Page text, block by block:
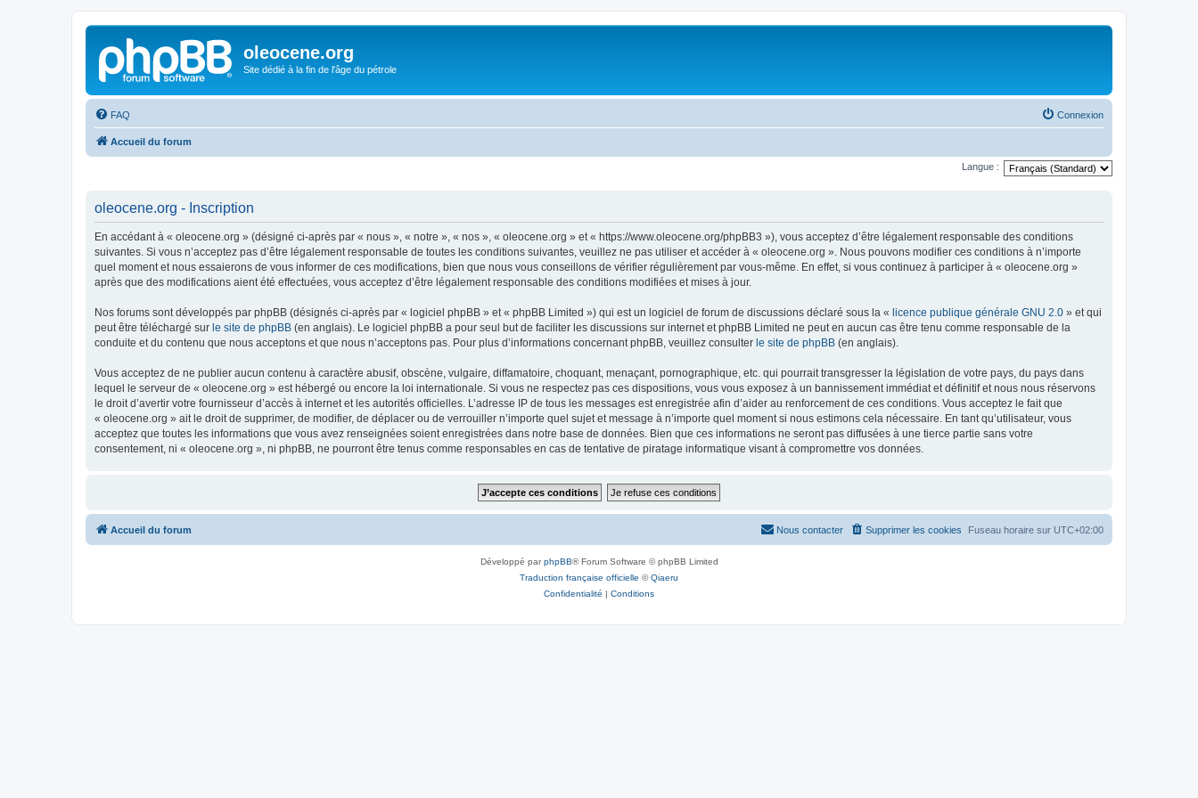
oleocene.org
Site dédié à la fin de l'âge du pétrole
FAQ Connexion
Accueil du forum
Langue :
oleocene.org - Inscription
En accédant à « oleocene.org » (désigné ci-après par « nous », « notre », « nos », « oleocene.org » et « https://www.oleocene.org/phpBB3 »), vous acceptez d’être légalement responsable des conditions
suivantes. Si vous n’acceptez pas d’être légalement responsable de toutes les conditions suivantes, veuillez ne pas utiliser et accéder à « oleocene.org ». Nous pouvons modifier ces conditions à n’importe
quel moment et nous essaierons de vous informer de ces modifications, bien que nous vous conseillons de vérifier régulièrement par vous-même. En effet, si vous continuez à participer à « oleocene.org »
après que des modifications aient été effectuées, vous acceptez d’être légalement responsable des conditions modifiées et mises à jour.
Nos forums sont développés par phpBB (désignés ci-après par « logiciel phpBB » et « phpBB Limited ») qui est un logiciel de forum de discussions déclaré sous la « licence publique générale GNU 2.0 » et qui
peut être téléchargé sur le site de phpBB (en anglais). Le logiciel phpBB a pour seul but de faciliter les discussions sur internet et phpBB Limited ne peut en aucun cas être tenu comme responsable de la
conduite et du contenu que nous acceptons et que nous n’acceptons pas. Pour plus d’informations concernant phpBB, veuillez consulter le site de phpBB (en anglais).
Vous acceptez de ne publier aucun contenu à caractère abusif, obscène, vulgaire, diffamatoire, choquant, menaçant, pornographique, etc. qui pourrait transgresser la législation de votre pays, du pays dans
lequel le serveur de « oleocene.org » est hébergé ou encore la loi internationale. Si vous ne respectez pas ces dispositions, vous vous exposez à un bannissement immédiat et définitif et nous nous réservons
le droit d’avertir votre fournisseur d’accès à internet et les autorités officielles. L’adresse IP de tous les messages est enregistrée afin d’aider au renforcement de ces conditions. Vous acceptez le fait que
« oleocene.org » ait le droit de supprimer, de modifier, de déplacer ou de verrouiller n’importe quel sujet et message à n’importe quel moment si nous estimons cela nécessaire. En tant qu’utilisateur, vous
acceptez que toutes les informations que vous avez renseignées soient enregistrées dans notre base de données. Bien que ces informations ne seront pas diffusées à une tierce partie sans votre
consentement, ni « oleocene.org », ni phpBB, ne pourront être tenus comme responsables en cas de tentative de piratage informatique visant à compromettre vos données.
Accueil du forum Fuseau horaire sur UTC+02:00
Supprimer les cookies
Nous contacter
Développé parphpBB® Forum Software © phpBB Limited
Traduction française officielle ©Qiaeru
Confidentialité | Conditions